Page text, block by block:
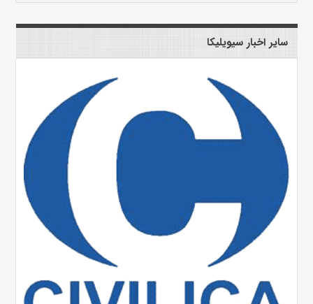
سایر اخبار سیویلیکا